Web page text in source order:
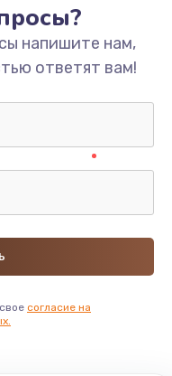
управления
блока
напишите нам,
ответят вам!
согласие на